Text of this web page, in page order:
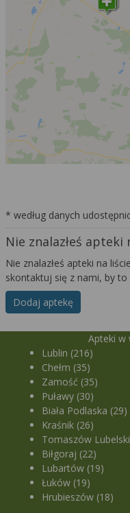
* według danych
Nie znalazłeś apteki
Nie znalazłeś apteki na
skontaktuj się z nami, by to
Dodaj aptekę
Apteki w
Lublin (216)
Chełm (35)
Zamość (35)
Puławy (30)
Biała Podlaska (29)
Kraśnik (26)
Tomaszów
Biłgoraj (22)
Lubartów (19)
Łuków (19)
Hrubieszów (18)